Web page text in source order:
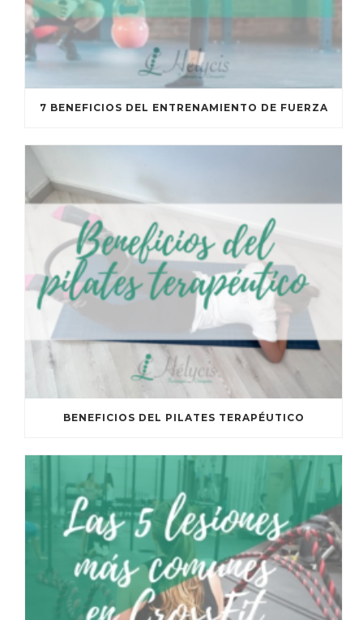
7 BENEFICIOS DEL ENTRENAMIENTO DE FUERZA
BENEFICIOS DEL PILATES TERAPÉUTICO